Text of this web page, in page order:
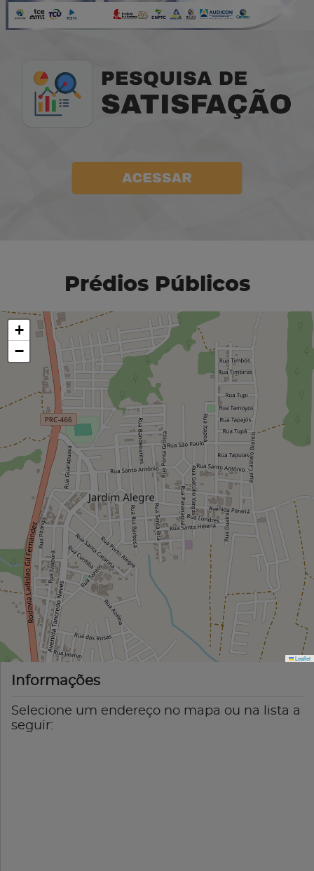
Prédios Públicos
+
−
Leaflet
Informações
Selecione um endereço no mapa ou na lista a
seguir: